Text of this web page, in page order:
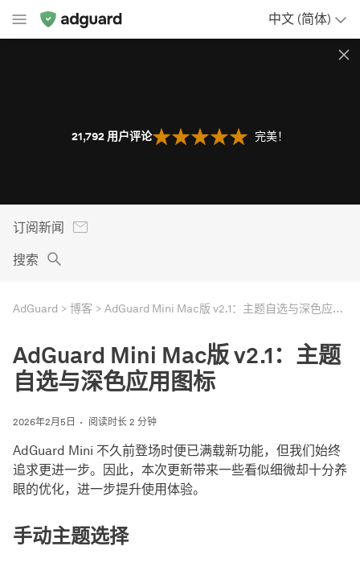
中文 (简体)
21,792 用户评论 完美！
订阅新闻
搜索
AdGuard 博客 AdGuard Mini Mac版 v2.1：主题自选与深色应用图标
AdGuard Mini Mac版 v2.1：主题
自选与深色应用图标
2026年2月5日 阅读时长 2 分钟
AdGuard Mini 不久前登场时便已满载新功能，但我们始终
追求更进一步。因此，本次更新带来一些看似细微却十分养
眼的优化，进一步提升使用体验。
手动主题选择